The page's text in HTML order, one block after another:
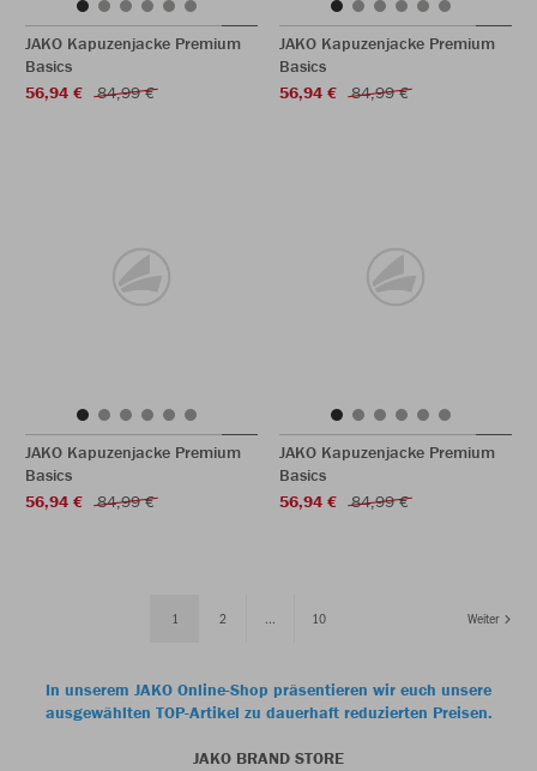
JAKO Kapuzenjacke Premium
Basics
56,94 €
84,99 €
JAKO Kapuzenjacke Premium
Basics
56,94 €
84,99 €
JAKO Kapuzenjacke Premium
Basics
56,94 €
84,99 €
JAKO Kapuzenjacke Premium
Basics
56,94 €
84,99 €
1 2 ... 10 Weiter
In unserem JAKO Online-Shop präsentieren wir euch unsere
ausgewählten TOP-Artikel zu dauerhaft reduzierten Preisen.
JAKO BRAND STORE